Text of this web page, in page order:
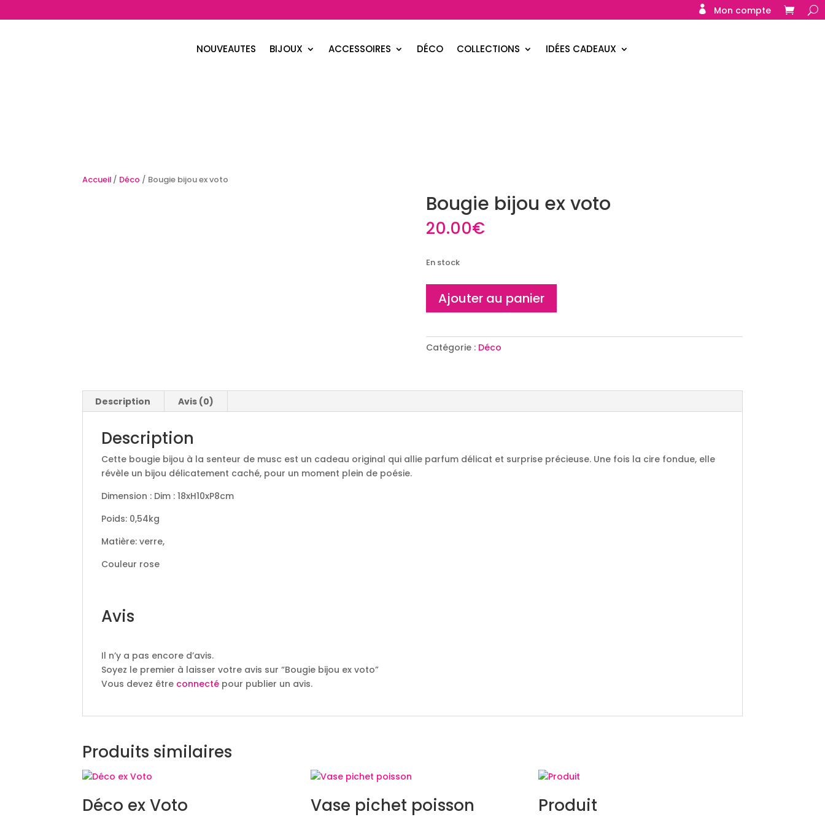
Mon compte
NOUVEAUTES BIJOUX ACCESSOIRES DÉCO COLLECTIONS IDÉES CADEAUX
Accueil / Déco / Bougie bijou ex voto
Bougie bijou ex voto
20.00€
En stock
quantité
ex
Ajouter au panier
Catégorie : Déco
Description Avis (0)
Description
Cette bougie bijou à la senteur de musc est un cadeau original qui allie parfum délicat et surprise précieuse. Une fois la cire fondue, elle
révèle un bijou délicatement caché, pour un moment plein de poésie.
Dimension : Dim : 18xH10xP8cm
Poids: 0,54kg
Matière: verre,
Couleur rose
Avis
Il n’y a pas encore d’avis.
Soyez le premier à laisser votre avis sur “Bougie bijou ex voto”
Vous devez être connecté pour publier un avis.
Produits similaires
Déco ex Voto Vase pichet poisson Produit